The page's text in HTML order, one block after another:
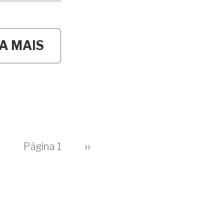
MAIS
COMUNHÃO
Página 1
Próxima
››